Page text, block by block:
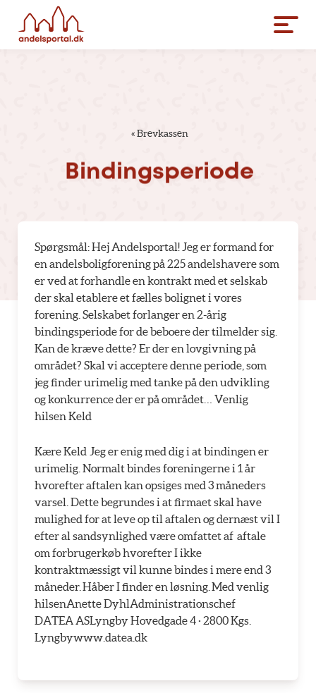
«Brevkassen
Bindingsperiode
Spørgsmål: Hej Andelsportal! Jeg er formand for
en andelsboligforening på 225 andelshavere som
er ved at forhandle en kontrakt med et selskab
der skal etablere et fælles bolignet i vores
forening. Selskabet forlanger en 2-årig
bindingsperiode for de beboere der tilmelder sig.
Kan de kræve dette? Er der en lovgivning på
området? Skal vi acceptere denne periode, som
jeg finder urimelig med tanke på den udvikling
og konkurrence der er på området… Venlig
hilsen Keld
Kære Keld Jeg er enig med dig i at bindingen er
urimelig. Normalt bindes foreningerne i 1 år
hvorefter aftalen kan opsiges med 3 måneders
varsel. Dette begrundes i at firmaet skal have
mulighed for at leve op til aftalen og dernæst vil I
efter al sandsynlighed være omfattet af aftale
om forbrugerkøb hvorefter I ikke
kontraktmæssigt vil kunne bindes i mere end 3
måneder. Håber I finder en løsning. Med venlig
hilsenAnette DyhlAdministrationschef
DATEA ASLyngby Hovedgade 4 · 2800 Kgs.
Lyngbywww.datea.dk